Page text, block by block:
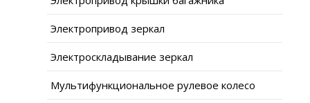
Электропривод зеркал
Электроскладывание зеркал
Мультифункциональное рулевое колесо